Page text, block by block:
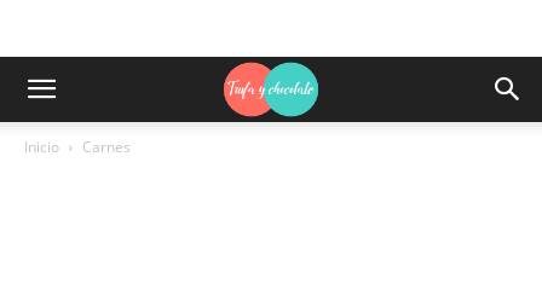
Inicio Carnes